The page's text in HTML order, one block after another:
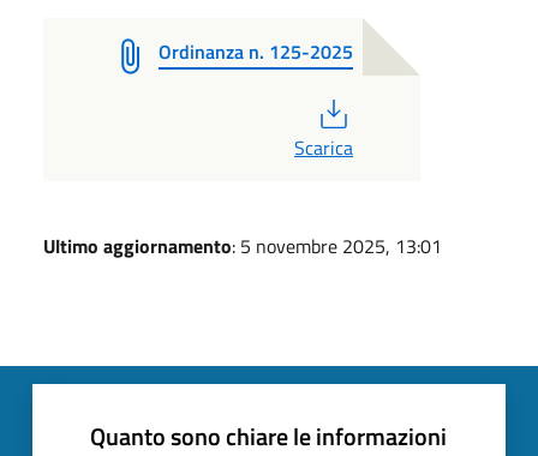
Ordinanza n. 125-2025
Scarica
Ultimo aggiornamento: 5 novembre 2025, 13:01
Quanto sono chiare le informazioni